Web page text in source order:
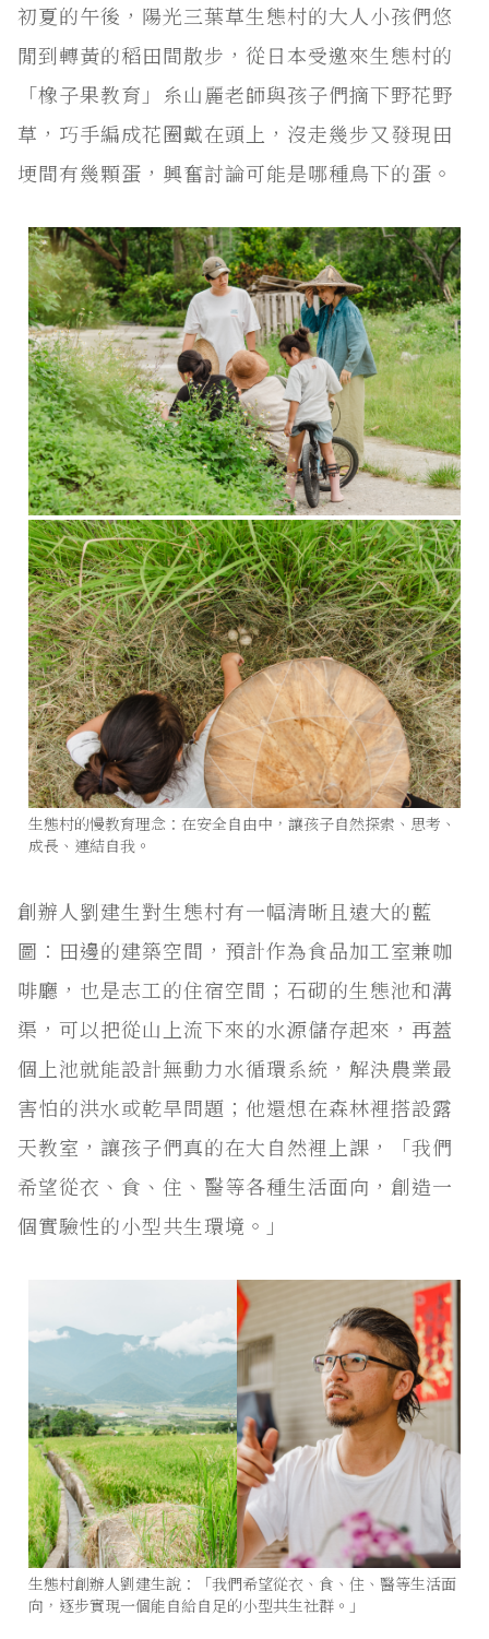
初夏的午後，陽光三葉草生態村的大人小孩們悠
閒到轉黃的稻田間散步，從日本受邀來生態村的
「橡子果教育」糸山麗老師與孩子們摘下野花野
草，巧手編成花圈戴在頭上，沒走幾步又發現田
埂間有幾顆蛋，興奮討論可能是哪種鳥下的蛋。
生態村的慢教育理念：在安全自由中，讓孩子自然探索、思考、
成長、連結自我。
創辦人劉建生對生態村有一幅清晰且遠大的藍
圖：田邊的建築空間，預計作為食品加工室兼咖
啡廳，也是志工的住宿空間；石砌的生態池和溝
渠，可以把從山上流下來的水源儲存起來，再蓋
個上池就能設計無動力水循環系統，解決農業最
害怕的洪水或乾旱問題；他還想在森林裡搭設露
天教室，讓孩子們真的在大自然裡上課，「我們
希望從衣、食、住、醫等各種生活面向，創造一
個實驗性的小型共生環境。」
生態村創辦人劉建生說：「我們希望從衣、食、住、醫等生活面
向，逐步實現一個能自給自足的小型共生社群。」